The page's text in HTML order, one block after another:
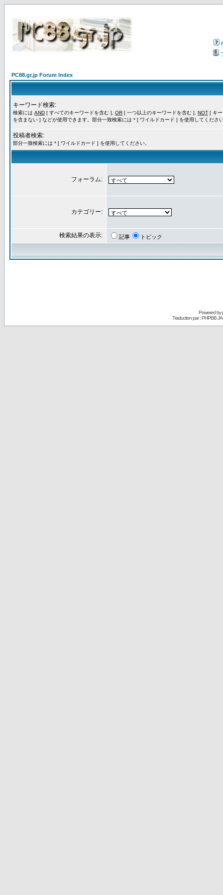
PC88.gr.jp Forum Index
キーワード検索:
検索には AND [ すべてのキーワードを含む ], OR [ 一つ以上のキーワードを含む ], NOT [ キ
を含まない ] などが使用できます。部分一致検索には * [ ワイルドカード ] を使用してくださ
投稿者検索:
部分一致検索には * [ ワイルドカード ] を使用してください。
フォーラム:
カテゴリー:
検索結果の表示: 記事 トピック
Powered by
Traduction par : PHPBB